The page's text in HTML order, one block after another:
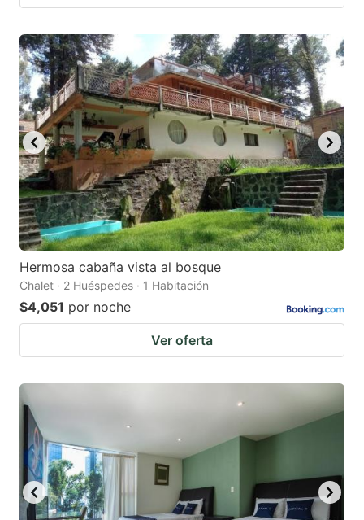
Hermosa cabaña vista al bosque
Chalet · 2 Huéspedes · 1 Habitación
$4,051 por noche
Ver oferta